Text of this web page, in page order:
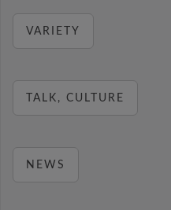
VARIETY
TALK, CULTURE
NEWS